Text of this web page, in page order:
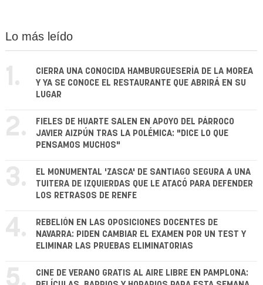
Lo más leído
1.
CIERRA UNA CONOCIDA HAMBURGUESERÍA DE LA MOREA
Y YA SE CONOCE EL RESTAURANTE QUE ABRIRÁ EN SU
LUGAR
2.
FIELES DE HUARTE SALEN EN APOYO DEL PÁRROCO
JAVIER AIZPÚN TRAS LA POLÉMICA: "DICE LO QUE
PENSAMOS MUCHOS"
3.
EL MONUMENTAL 'ZASCA' DE SANTIAGO SEGURA A UNA
TUITERA DE IZQUIERDAS QUE LE ATACÓ PARA DEFENDER
LOS RETRASOS DE RENFE
4.
REBELIÓN EN LAS OPOSICIONES DOCENTES DE
NAVARRA: PIDEN CAMBIAR EL EXAMEN POR UN TEST Y
ELIMINAR LAS PRUEBAS ELIMINATORIAS
5.
CINE DE VERANO GRATIS AL AIRE LIBRE EN PAMPLONA: